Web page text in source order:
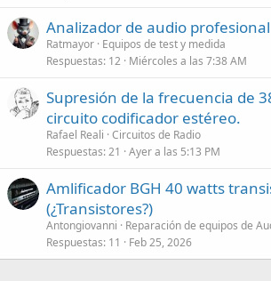
Analizador de audio profesional
Ratmayor Equipos de test y medida
Respuestas 12 Miércoles a las 7:38 AM
Supresión de la frecuencia de
circuito codificador estéreo.
Rafael Reali Circuitos de Radio
Respuestas 21 Ayer a las 5:13 PM
Amlificador BGH 40 watts
(¿Transistores?)
Antongiovanni
Reparación de equipos de
Respuestas 11 Feb 25, 2026